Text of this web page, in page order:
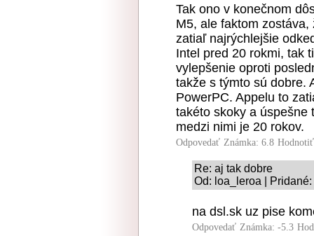
Tak ono v konečnom
M5, ale faktom
zatiaľ najrýchlejšie
Intel pred 20 rokmi, tak
vylepšenie oproti
takže s týmto sú dobre.
PowerPC. Appelu to
takéto skoky a úspešne
medzi nimi je 20 rokov.
Odpovedať Známka: 6.8
Re: aj tak dobre
Od: loa_leroa |
na dsl.sk uz pise
Odpovedať Známka: -5.3